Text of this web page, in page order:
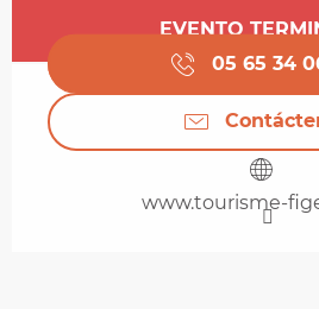
Horarios y datos de
EVENTO
05 65 34
www.tourisme-